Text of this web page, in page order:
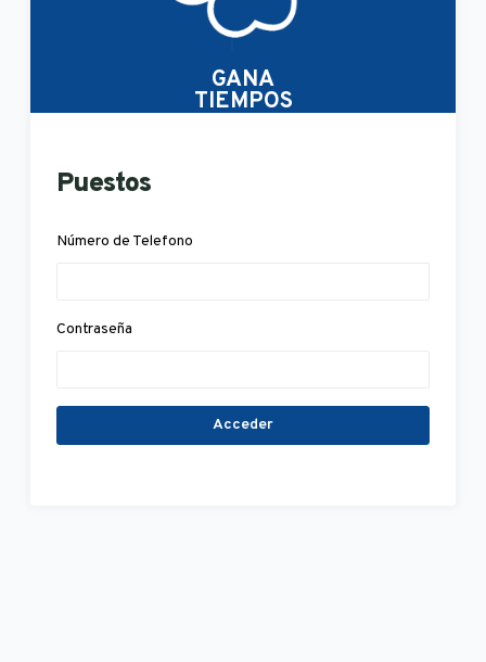
GANA
TIEMPOS
Puestos
Número de Telefono
Contraseña
Acceder